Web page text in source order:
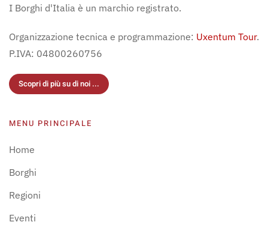
I Borghi d'Italia è un marchio registrato.
Organizzazione tecnica e programmazione: Uxentum Tour.
P.IVA: 04800260756
Scopri di più su di noi ...
MENU PRINCIPALE
Home
Borghi
Regioni
Eventi